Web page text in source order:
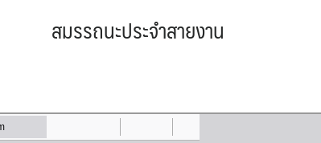
สมรรถนะประจำสายงาน